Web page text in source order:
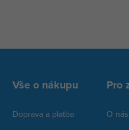
Vše o nákupu
Doprava a platba
Pro
O nás